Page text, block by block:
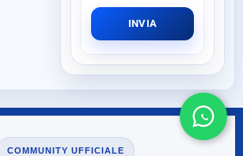
INVIA
COMMUNITY UFFICIALE